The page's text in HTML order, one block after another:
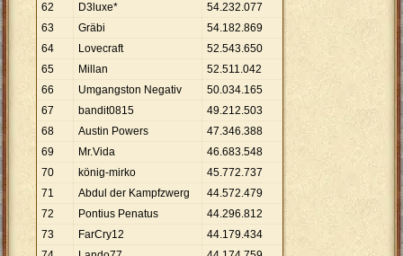
62
D3luxe* 54.232.077
63
Gräbi 54.182.869
64
Lovecraft 52.543.650
65
Millan 52.511.042
66
Umgangston Negativ 50.034.165
67
bandit0815 49.212.503
68
Austin Powers 47.346.388
69
Mr.Vida 46.683.548
70
könig-mirko 45.772.737
71
Abdul der Kampfzwerg 44.572.479
72
Pontius Penatus 44.296.812
73
FarCry12 44.179.434